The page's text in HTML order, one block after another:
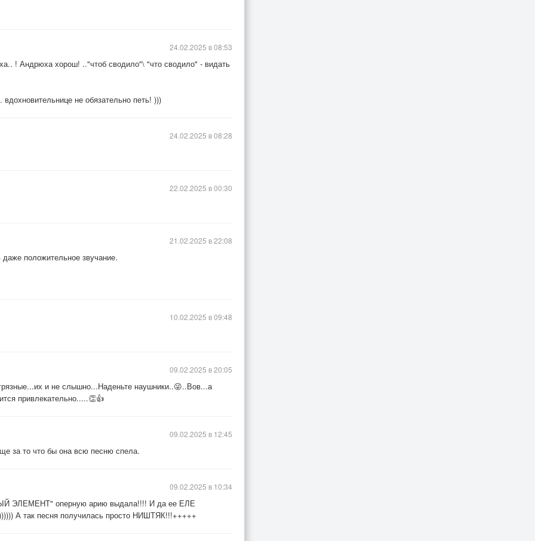
! Андрюха хорош! .."чтоб сводило"\ "что сводило" - видать
не обязательно петь! )))
24.02.2025 в 08:53
24.02.2025 в 08:28
22.02.2025 в 00:30
положительное звучание.
21.02.2025 в 22:08
10.02.2025 в 09:48
и не слышно...Наденьте наушники..😜..Вов...а
привлекательно.....👏👍
09.02.2025 в 20:05
за то что бы она всю песню спела.
09.02.2025 в 12:45
ЭЛЕМЕНТ" оперную арию выдала!!!! И да ее ЕЛЕ
А так песня получилась просто НИШТЯК!!!+++++
09.02.2025 в 10:34